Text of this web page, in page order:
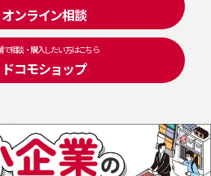
オンライン相談
で相談・購入したい方はこちら
ドコモショップ